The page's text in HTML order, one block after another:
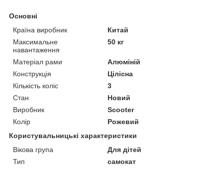
Основні
Країна виробник
Китай
Максимальне
навантаження
50 кг
Матеріал рами
Алюміній
Конструкція
Цілісна
Кількість коліс
3
Стан
Новий
Виробник
Scooter
Колір
Рожевий
Користувальницькі характеристики
Вікова група
Для дітей
Тип
самокат